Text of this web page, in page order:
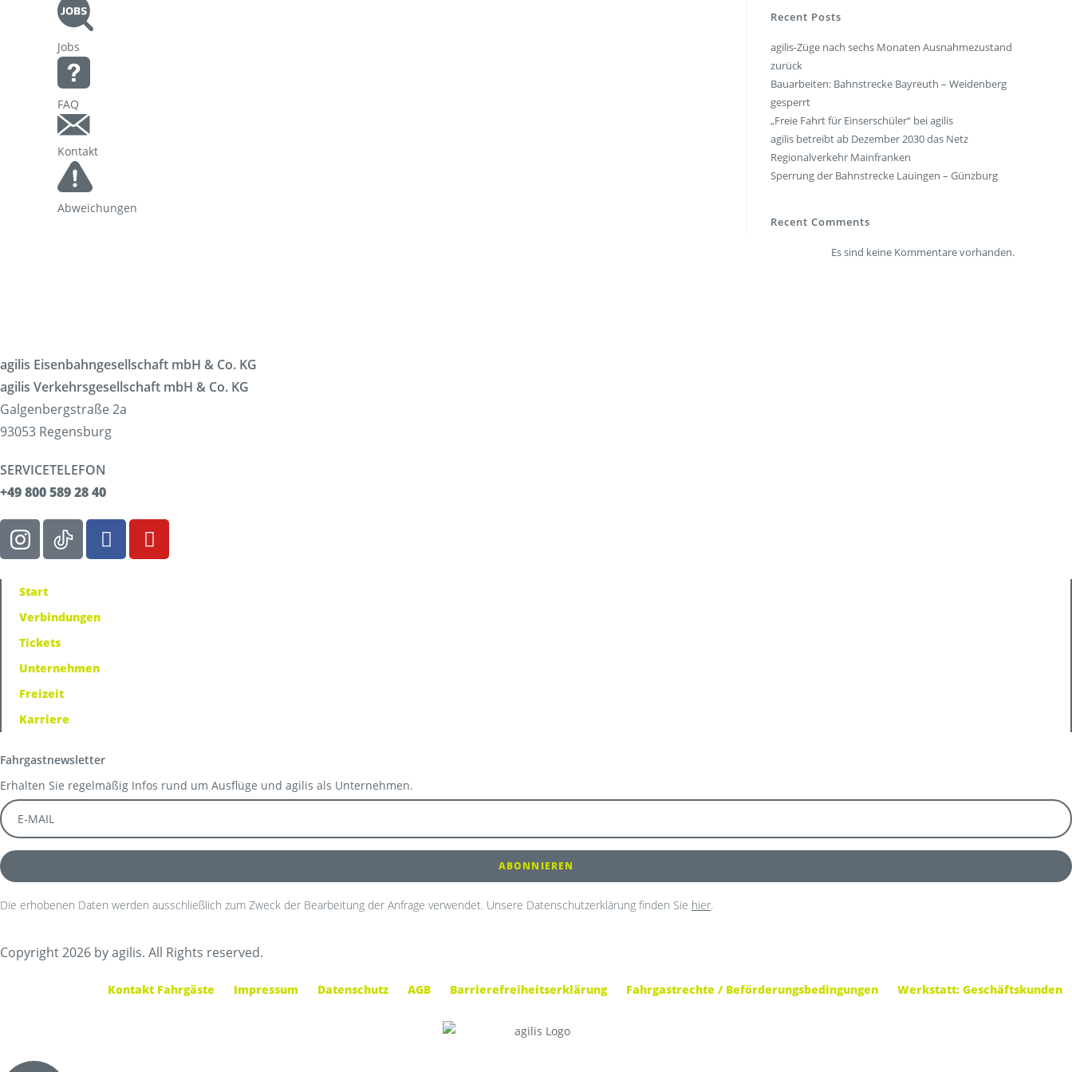
Korridorsanierung
Baumaßnahmen_RVOF
Umwelt & Nachhaltigkeit
Kontakt Fahrgäste
Jobs
FAQ
Kontakt
Abweichungen
Recent Posts
agilis-Züge nach sechs Monaten Ausnahmezustand
zurück
Bauarbeiten: Bahnstrecke Bayreuth – Weidenberg
gesperrt
„Freie Fahrt für Einserschüler“ bei agilis
agilis betreibt ab Dezember 2030 das Netz
Regionalverkehr Mainfranken
Sperrung der Bahnstrecke Lauingen – Günzburg
Recent Comments
Es sind keine Kommentare vorhanden.
agilis Eisenbahngesellschaft mbH & Co. KG
agilis Verkehrsgesellschaft mbH & Co. KG
Galgenbergstraße 2a
93053 Regensburg
SERVICETELEFON
+49 800 589 28 40
Start
Verbindungen
Tickets
Unternehmen
Freizeit
Karriere
Fahrgastnewsletter
Erhalten Sie regelmäßig Infos rund um Ausflüge und agilis als Unternehmen.
Die erhobenen Daten werden ausschließlich zum Zweck der Bearbeitung der Anfrage verwendet. Unsere Datenschutzerklärung finden Sie hier.
Copyright 2026 by agilis. All Rights reserved.
Kontakt Fahrgäste Impressum Datenschutz AGB Barrierefreiheitserklärung Fahrgastrechte / Beförderungsbedingungen Werkstatt: Geschäftskunden